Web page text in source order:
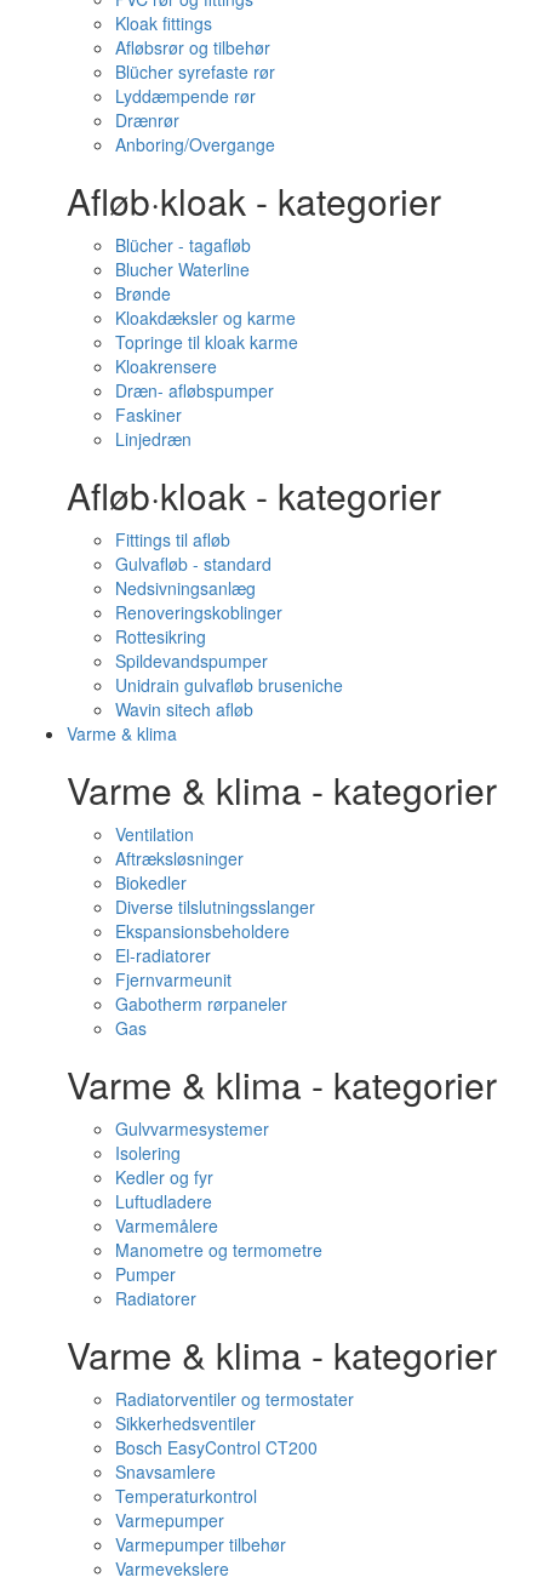
Kloak fittings
Afløbsrør og tilbehør
Blücher syrefaste rør
Lyddæmpende rør
Drænrør
Anboring/Overgange
Afløb·kloak - kategorier
Blücher - tagafløb
Blucher Waterline
Brønde
Kloakdæksler og karme
Topringe til kloak karme
Kloakrensere
Dræn- afløbspumper
Faskiner
Linjedræn
Afløb·kloak - kategorier
Fittings til afløb
Gulvafløb - standard
Nedsivningsanlæg
Renoveringskoblinger
Rottesikring
Spildevandspumper
Unidrain gulvafløb bruseniche
Wavin sitech afløb
Varme & klima
Varme & klima - kategorier
Ventilation
Aftræksløsninger
Biokedler
Diverse tilslutningsslanger
Ekspansionsbeholdere
El-radiatorer
Fjernvarmeunit
Gabotherm rørpaneler
Gas
Varme & klima - kategorier
Gulvvarmesystemer
Isolering
Kedler og fyr
Luftudladere
Varmemålere
Manometre og termometre
Pumper
Radiatorer
Varme & klima - kategorier
Radiatorventiler og termostater
Sikkerhedsventiler
Bosch EasyControl CT200
Snavsamlere
Temperaturkontrol
Varmepumper
Varmepumper tilbehør
Varmevekslere